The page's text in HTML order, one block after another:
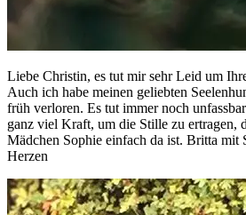
Liebe Christin, es tut mir sehr Leid um
Auch ich habe meinen geliebten
früh verloren. Es tut immer noch
ganz viel Kraft, um die Stille zu ertragen,
Mädchen Sophie einfach da ist. Britta mit
Herzen